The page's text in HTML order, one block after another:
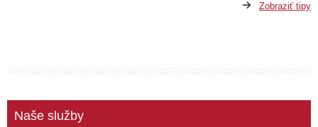
Zobraziť tipy
Naše služby